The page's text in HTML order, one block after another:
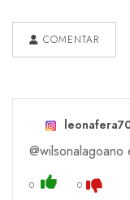
COMENTAR
0 0